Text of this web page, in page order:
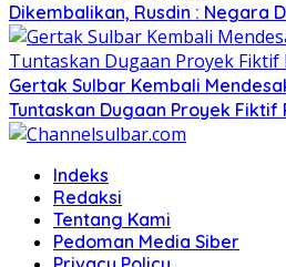
Dikembalikan, Rusdin : Negara
Gertak Sulbar Kembali
Tuntaskan Dugaan Proyek Fiktif
Indeks
Redaksi
Tentang Kami
Pedoman Media Siber